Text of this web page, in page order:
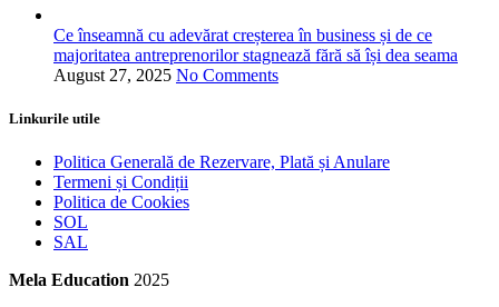
Ce înseamnă cu adevărat creșterea în business și de ce
majoritatea antreprenorilor stagnează fără să își dea seama
August 27, 2025 No Comments
Linkurile utile
Politica Generală de Rezervare, Plată și Anulare
Termeni și Condiții
Politica de Cookies
SOL
SAL
Mela Education 2025